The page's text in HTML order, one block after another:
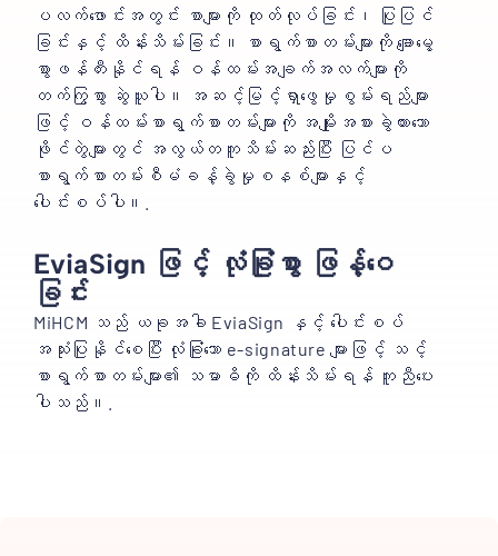
ပလက်ဖောင်းအတွင်း စာများကို ထုတ်လုပ်ခြင်း၊ ပြုပြင်
ခြင်းနှင့် ထိန်းသိမ်းခြင်း။ စာရွက်စာတမ်းများကို ချောမွေ့
စွာဖန်တီးနိုင်ရန် ဝန်ထမ်းအချက်အလက်များကို
တက်ကြွစွာ ဆွဲယူပါ။ အဆင့်မြင့်ရှာဖွေမှုစွမ်းရည်များ
ဖြင့် ဝန်ထမ်းစာရွက်စာတမ်းများကို အမျိုးအစားခွဲထားသော
ဖိုင်တွဲများတွင် အလွယ်တကူသိမ်းဆည်းပြီး ပြင်ပ
စာရွက်စာတမ်းစီမံခန့်ခွဲမှုစနစ်များနှင့်
ပေါင်းစပ်ပါ။.
EviaSign ဖြင့် လုံခြုံစွာ ဖြန့်ဝေ
ခြင်း
MiHCM သည် ယခုအခါ EviaSign နှင့် ပေါင်းစပ်
အသုံးပြုနိုင်စေပြီး လုံခြုံသော e-signature များဖြင့် သင့်
စာရွက်စာတမ်းများ၏ သမာဓိကို ထိန်းသိမ်းရန် ကူညီပေး
ပါသည်။.